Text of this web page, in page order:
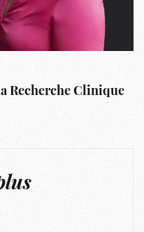
Recherche Clinique